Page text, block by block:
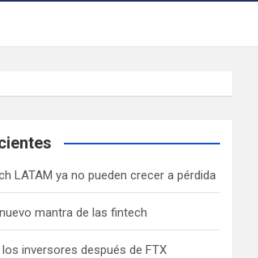
LATAM ya no pueden crecer a pérdida
mantra de las fintech
inversores después de FTX